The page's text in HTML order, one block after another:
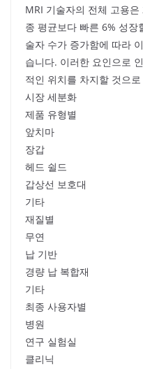
MRI 기술자의 전체 고용
종 평균보다 빠른 6% 성장
술자 수가 증가함에 따라
습니다. 이러한 요인으로
적인 위치를 차지할 것으
시장 세분화
제품 유형별
앞치마
장갑
헤드 쉴드
갑상선 보호대
기타
재질별
무연
납 기반
경량 납 복합재
기타
최종 사용자별
병원
연구 실험실
클리닉